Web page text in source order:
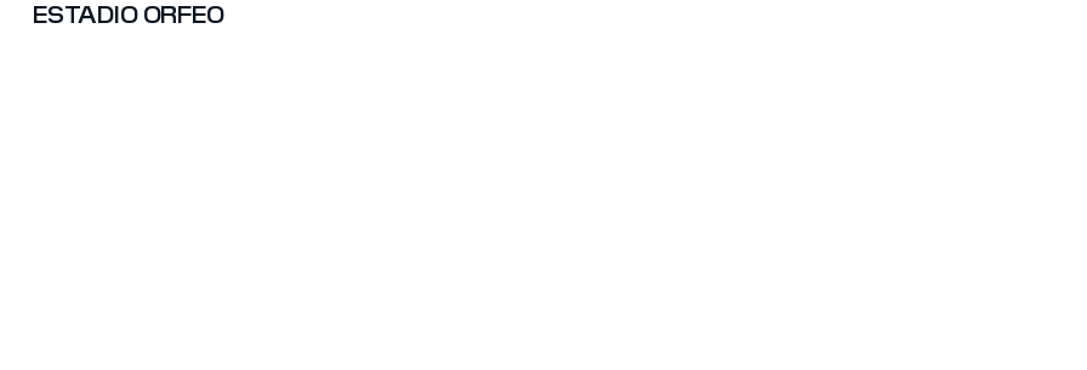
ESTADIO ORFEO